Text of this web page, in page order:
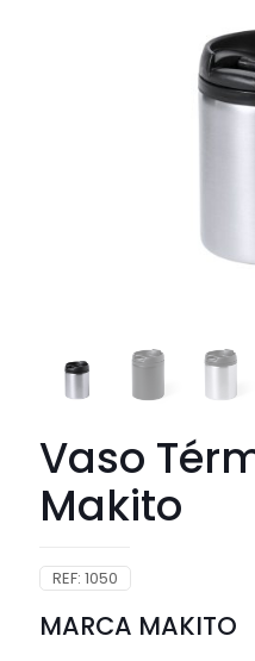
Vaso
Makito
REF: 1050
MARCA MAKITO